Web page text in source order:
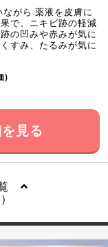
がら 薬液を皮膚に
で、ニキビ跡の軽減
の凹みや赤みが気に
すみ、たるみが気に
)
見る